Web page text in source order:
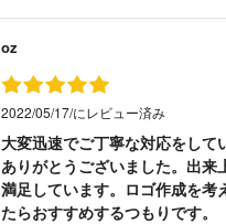
oz
2022/05/17/にレビュー済み
大変迅速でご丁寧な対応をして
ありがとうございました。出来
満足しています。ロゴ作成を考
たらおすすめするつもりです。